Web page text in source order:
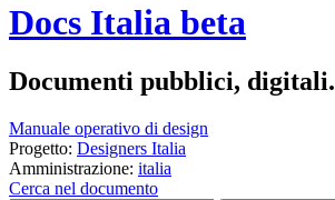
Docs Italia beta
Documenti pubblici, digitali.
Manuale operativo di design
Progetto: Designers Italia
Amministrazione: italia
Cerca nel documento